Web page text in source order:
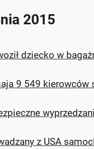
2015
dziecko w
9 549 kierowców
z USA